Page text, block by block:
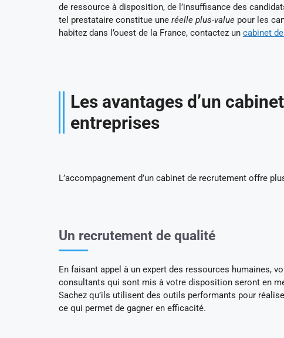
de ressource à disposition, de l’insuffisance des
tel prestataire constitue une réelle plus-value pour les
habitez dans l’ouest de la France, contactez un cabinet
Les avantages d’un
entreprises
L’accompagnement d’un cabinet de recrutement offre
Un recrutement de qualité
En faisant appel à un expert des ressources humaines,
consultants qui sont mis à votre disposition seront en
Sachez qu’ils utilisent des outils performants pour
ce qui permet de gagner en efficacité.